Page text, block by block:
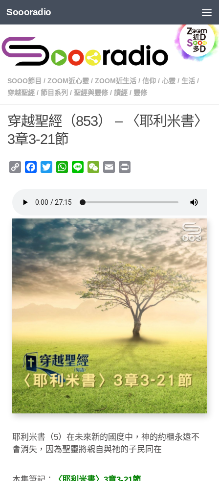
Soooradio
SOOO節目 / ZOOM近心靈 / ZOOM近生活 / 信仰 / 心靈 / 生活 /
穿越聖經 / 節目系列 / 聖經與靈修 / 讀經 / 靈修
穿越聖經（853） – 〈耶利米書〉
3章3-21節
Copy
Facebook
TwitterWhatsApp
Line WeChat
Email
耶利米書（5）在未來新的國度中，神的約櫃永遠不
會消失，因為聖靈將親自與祂的子民同在